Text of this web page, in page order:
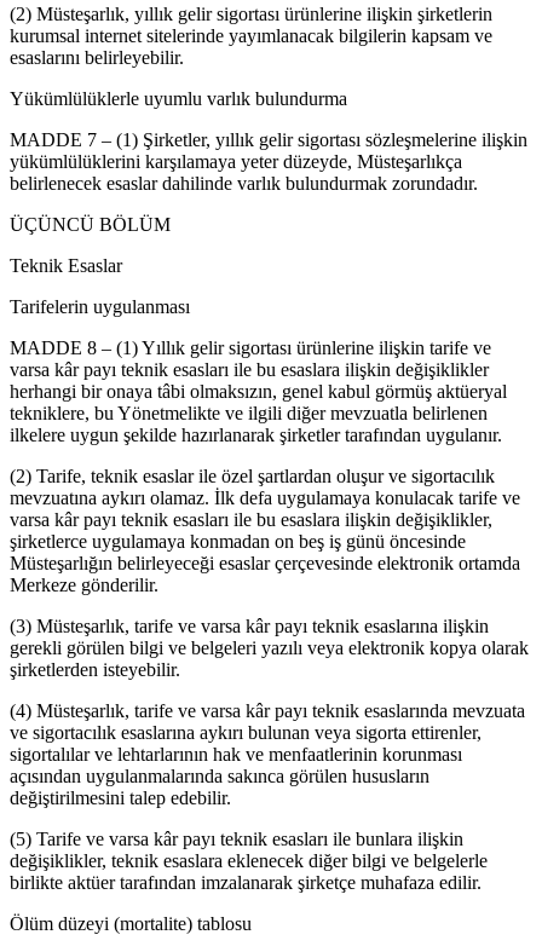
(2) Müsteşarlık, yıllık gelir sigortası ürünlerine ilişkin şirketlerin
kurumsal internet sitelerinde yayımlanacak bilgilerin kapsam ve
esaslarını belirleyebilir.
Yükümlülüklerle uyumlu varlık bulundurma
MADDE 7 – (1) Şirketler, yıllık gelir sigortası sözleşmelerine ilişkin
yükümlülüklerini karşılamaya yeter düzeyde, Müsteşarlıkça
belirlenecek esaslar dahilinde varlık bulundurmak zorundadır.
ÜÇÜNCÜ BÖLÜM
Teknik Esaslar
Tarifelerin uygulanması
MADDE 8 – (1) Yıllık gelir sigortası ürünlerine ilişkin tarife ve
varsa kâr payı teknik esasları ile bu esaslara ilişkin değişiklikler
herhangi bir onaya tâbi olmaksızın, genel kabul görmüş aktüeryal
tekniklere, bu Yönetmelikte ve ilgili diğer mevzuatla belirlenen
ilkelere uygun şekilde hazırlanarak şirketler tarafından uygulanır.
(2) Tarife, teknik esaslar ile özel şartlardan oluşur ve sigortacılık
mevzuatına aykırı olamaz. İlk defa uygulamaya konulacak tarife ve
varsa kâr payı teknik esasları ile bu esaslara ilişkin değişiklikler,
şirketlerce uygulamaya konmadan on beş iş günü öncesinde
Müsteşarlığın belirleyeceği esaslar çerçevesinde elektronik ortamda
Merkeze gönderilir.
(3) Müsteşarlık, tarife ve varsa kâr payı teknik esaslarına ilişkin
gerekli görülen bilgi ve belgeleri yazılı veya elektronik kopya olarak
şirketlerden isteyebilir.
(4) Müsteşarlık, tarife ve varsa kâr payı teknik esaslarında mevzuata
ve sigortacılık esaslarına aykırı bulunan veya sigorta ettirenler,
sigortalılar ve lehtarlarının hak ve menfaatlerinin korunması
açısından uygulanmalarında sakınca görülen hususların
değiştirilmesini talep edebilir.
(5) Tarife ve varsa kâr payı teknik esasları ile bunlara ilişkin
değişiklikler, teknik esaslara eklenecek diğer bilgi ve belgelerle
birlikte aktüer tarafından imzalanarak şirketçe muhafaza edilir.
Ölüm düzeyi (mortalite) tablosu